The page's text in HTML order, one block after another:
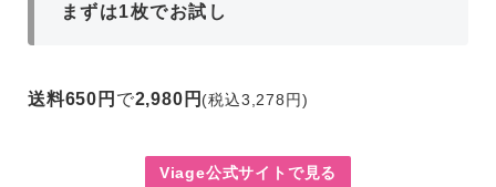
まずは1枚でお試し
送料650円 で2,980円 (税込3,278円)
Viage公式サイトで見る